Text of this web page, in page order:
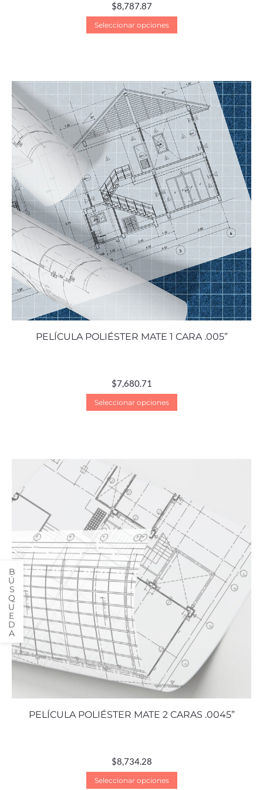
$8,787.87
Seleccionar opciones
PELÍCULA POLIÉSTER MATE 1 CARA .005”
$7,680.71
Seleccionar opciones
PELÍCULA POLIÉSTER MATE 2 CARAS .0045”
$8,734.28
Seleccionar opciones